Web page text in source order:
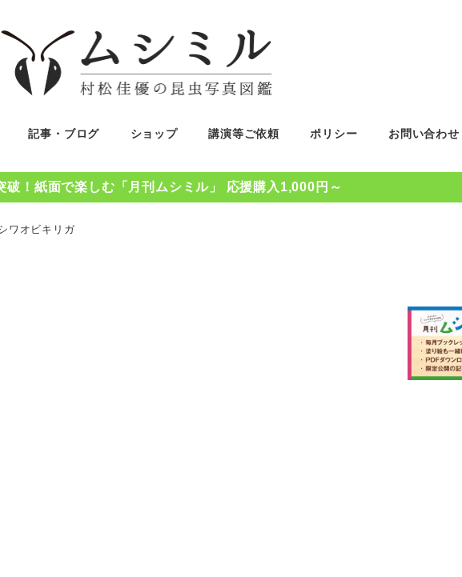
記事・ブログ ショップ 講演等ご依頼 ポリシー お問い合わせ
破！紙面で楽しむ「月刊ムシミル」 応援購入1,000円～
ワオビキリガ